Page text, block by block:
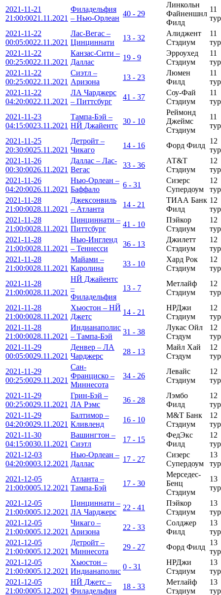
2021-11-21
21:00:0021.11.2021
Филадельфия
– Нью-Орлеан
40 - 29
Линкольн
Файненшнл
Филд
11
тур
2021-11-22
00:05:0022.11.2021
Лас-Вегас –
Цинциннати
13 - 32
Алиджент
Стэдиум
11
тур
2021-11-22
00:25:0022.11.2021
Канзас-Сити –
Даллас
19 - 9
Эрроухед
Стэдиум
11
тур
2021-11-22
00:25:0022.11.2021
Сиэтл –
Аризона
13 - 23
Люмен
Филд
11
тур
2021-11-22
04:20:0022.11.2021
ЛА Чарджерс
– Питтсбург
41 - 37
Соу-Фай
Стэдиум
11
тур
2021-11-23
04:15:0023.11.2021
Тампа-Бэй –
НЙ Джайентс
30 - 10
Реймонд
Джеймс
Стэдиум
11
тур
2021-11-25
20:30:0025.11.2021
Детройт –
Чикаго
14 - 16 Форд Филд
12
тур
2021-11-26
00:30:0026.11.2021
Даллас – Лас-
Вегас
33 - 36
АТ&Т
Стэдиум
12
тур
2021-11-26
04:20:0026.11.2021
Нью-Орлеан –
Баффало
6 - 31
Сизерс
Супердоум
12
тур
2021-11-28
21:00:0028.11.2021
Джексонвиль
– Атланта
14 - 21
ТИАА Банк
Филд
12
тур
2021-11-28
21:00:0028.11.2021
Цинциннати –
Питтсбург
41 - 10
Пэйкор
Стэдиум
12
тур
2021-11-28
21:00:0028.11.2021
Нью-Ингленд
– Теннесси
36 - 13
Джилетт
Стэдиум
12
тур
2021-11-28
21:00:0028.11.2021
Майами –
Каролина
33 - 10
Хард Рок
Стэдиум
12
тур
2021-11-28
21:00:0028.11.2021
НЙ Джайентс
–
Филадельфия
13 - 7
Метлайф
Стэдиум
12
тур
2021-11-28
21:00:0028.11.2021
Хьюстон – НЙ
Джетс
14 - 21
НРДжи
Стэдиум
12
тур
2021-11-28
21:00:0028.11.2021
Индианаполис
– Тампа-Бэй
31 - 38
Лукаc Ойл
Стэдум
12
тур
2021-11-29
00:05:0029.11.2021
Денвер – ЛА
Чарджерс
28 - 13
Майл Хай
Стэдум
12
тур
2021-11-29
00:25:0029.11.2021
Сан-
Франциско –
Миннесота
34 - 26
Левайс
Стэдиум
12
тур
2021-11-29
00:25:0029.11.2021
Грин-Бэй –
ЛА Рэмс
36 - 28
Лэмбо
Филд
12
тур
2021-11-29
04:20:0029.11.2021
Балтимор –
Кливленд
16 - 10
М&Т Банк
Стэдиум
12
тур
2021-11-30
04:15:0030.11.2021
Вашингтон –
Сиэтл
17 - 15
ФедЭкс
Филд
12
тур
2021-12-03
04:20:0003.12.2021
Нью-Орлеан –
Даллас
17 - 27
Сизерс
Супердоум
13
тур
2021-12-05
21:00:0005.12.2021
Атланта –
Тампа-Бэй
17 - 30
Мерседес-
Бенц
Стэдиум
13
тур
2021-12-05
21:00:0005.12.2021
Цинциннати –
ЛА Чарджерс
22 - 41
Пэйкор
Стэдиум
13
тур
2021-12-05
21:00:0005.12.2021
Чикаго –
Аризона
22 - 33
Солджер
Филд
13
тур
2021-12-05
21:00:0005.12.2021
Детройт –
Миннесота
29 - 27 Форд Филд
13
тур
2021-12-05
21:00:0005.12.2021
Хьюстон –
Индианаполис
0 - 31
НРДжи
Стэдиум
13
тур
2021-12-05
21:00:0005.12.2021
НЙ Джетс –
Филадельфия
18 - 33
Метлайф
Стэдиум
13
тур